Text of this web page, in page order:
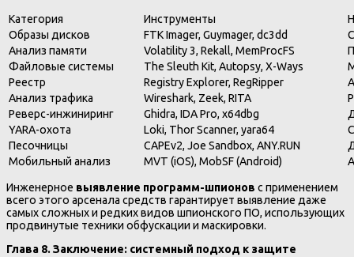
Категория Инструменты
Образы дисков
FTK Imager, Guymager, dc3dd
Анализ памяти
Volatility 3, Rekall, MemProcFS
Файловые системы
The Sleuth Kit, Autopsy, X-Ways
Реестр
Registry Explorer, RegRipper
Анализ трафика
Wireshark, Zeek, RITA
Реверс-инжиниринг
Ghidra, IDA Pro, x64dbg
YARA-охота
Loki, Thor Scanner, yara64
Песочницы
CAPEv2, Joe Sandbox, ANY.RUN
Мобильный анализ
MVT (iOS), MobSF (Android)
Инженерное выявление программ-шпионов с применением
всего этого арсенала средств гарантирует выявление даже
самых сложных и редких видов шпионского ПО, использующих
продвинутые техники обфускации и маскировки.
Глава 8. Заключение: системный подход к защите